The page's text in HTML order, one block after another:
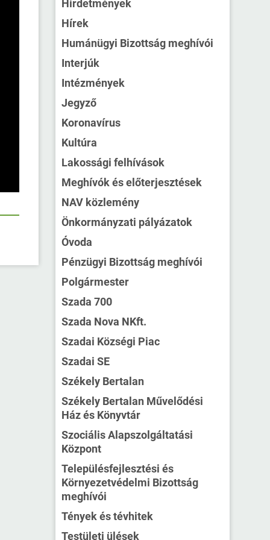
Hirdetmények
Hírek
Humánügyi Bizottság meghívói
Interjúk
Intézmények
Jegyző
Koronavírus
Kultúra
Lakossági felhívások
Meghívók és előterjesztések
NAV közlemény
Önkormányzati pályázatok
Óvoda
Pénzügyi Bizottság meghívói
Polgármester
Szada 700
Szada Nova NKft.
Szadai Községi Piac
Szadai SE
Székely Bertalan
Székely Bertalan Művelődési
Ház és Könyvtár
Szociális Alapszolgáltatási
Központ
Településfejlesztési és
Környezetvédelmi Bizottság
meghívói
Tények és tévhitek
Testületi ülések